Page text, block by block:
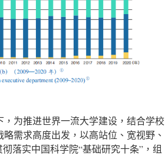
为推进世界一流大学建设，结合学校
需求高度出发，以高站位、宽视野、
落实中国科学院“基础研究十条”，组